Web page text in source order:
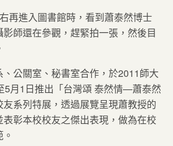
再進入圖書館時，看到蕭泰然博士
師還在參觀，趕緊拍一張，然後目
公關室、秘書室合作，於2011師大
5月1日推出「台灣頌 泰然情—蕭泰然
系列特展，透過展覽呈現蕭教授的
彰本校校友之傑出表現，做為在校